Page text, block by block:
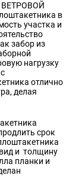
в
участка и
забор из
нагрузку
отлично
делая
срок
и толщину
планки и